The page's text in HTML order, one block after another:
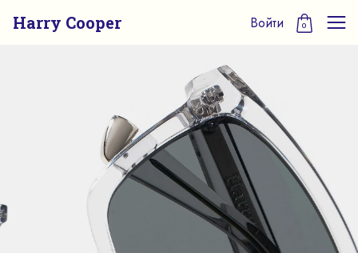
Harry Cooper Войти 0